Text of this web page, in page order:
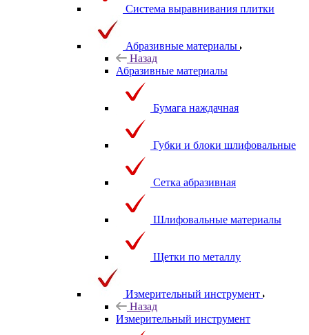
Система выравнивания плитки
Абразивные материалы
Назад
Абразивные материалы
Бумага наждачная
Губки и блоки шлифовальные
Сетка абразивная
Шлифовальные материалы
Щетки по металлу
Измерительный инструмент
Назад
Измерительный инструмент